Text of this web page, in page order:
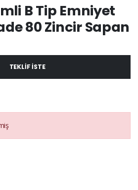
B Tip Emniyet
80 Zincir Sapan
TEKLIF ISTE